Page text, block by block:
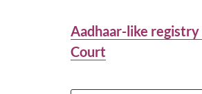
Aadhaar-like
Court